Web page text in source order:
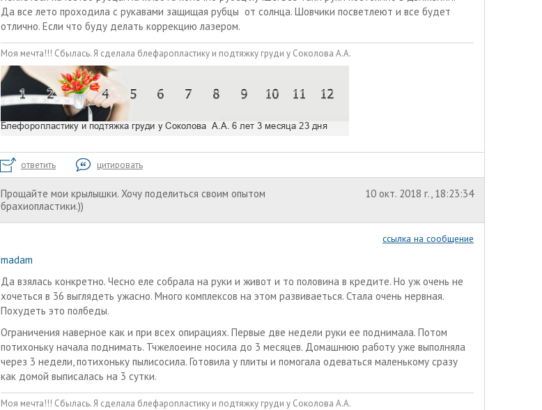
Да все лето проходила с рукавами защищая рубцы от солнца. Шовчики посветлеют и все будет
отлично. Если что буду делать коррекцию лазером.
Моя мечта!!! Сбылась. Я сделала блефаропластику и подтяжку груди у Соколова А.А.
ответить цитировать
Прощайте мои крылышки. Хочу поделиться своим опытом
брахиопластики.))
10 окт. 2018 г., 18:23:34
ссылка на сообщение
madam
Да взялась конкретно. Чесно еле собрала на руки и живот и то половина в кредите. Но уж очень не
хочеться в 36 выглядеть ужасно. Много комплексов на этом развиваеться. Стала очень нервная.
Похудеть это полбеды.
Ограничения наверное как и при всех опирациях. Первые две недели руки ее поднимала. Потом
потихоньку начала поднимать. Тчжелоеине носила до 3 месяцев. Домашнюю работу уже выполняла
через 3 недели, потихоньку пылисосила. Готовила у плиты и помогала одеваться маленькому сразу
как домой выписалась на 3 сутки.
Моя мечта!!! Сбылась. Я сделала блефаропластику и подтяжку груди у Соколова А.А.